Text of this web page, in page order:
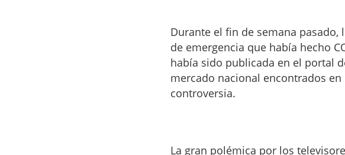
Durante el fin de semana
de emergencia que había hecho
había sido publicada en el portal
mercado nacional encontrados
controversia.
La gran polémica por los